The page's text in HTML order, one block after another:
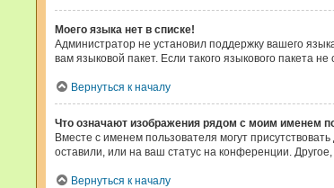
Моего языка нет в списке!
Администратор не установил поддержку вашего
вам языковой пакет. Если такого языкового пакета
Вернуться к началу
Что означают изображения рядом с моим именем
Вместе с именем пользователя могут
оставили, или на ваш статус на конференции.
Вернуться к началу